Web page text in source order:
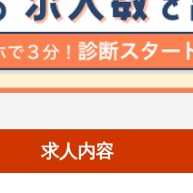
求人内容